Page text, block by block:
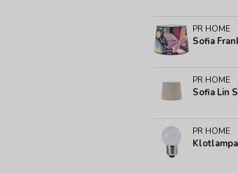
PR HOME
Sofia
PR HOME
Sofia Lin
PR HOME